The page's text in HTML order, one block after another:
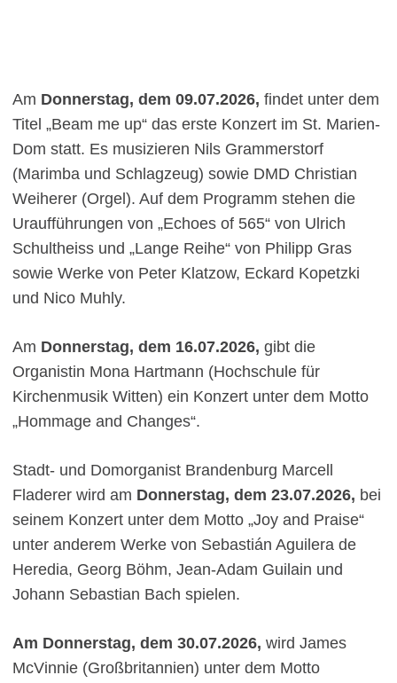
Am Donnerstag, dem 09.07.2026, findet unter dem
Titel „Beam me up“ das erste Konzert im St. Marien-
Dom statt. Es musizieren Nils Grammerstorf
(Marimba und Schlagzeug) sowie DMD Christian
Weiherer (Orgel). Auf dem Programm stehen die
Uraufführungen von „Echoes of 565“ von Ulrich
Schultheiss und „Lange Reihe“ von Philipp Gras
sowie Werke von Peter Klatzow, Eckard Kopetzki
und Nico Muhly.
Am Donnerstag, dem 16.07.2026, gibt die
Organistin Mona Hartmann (Hochschule für
Kirchenmusik Witten) ein Konzert unter dem Motto
„Hommage and Changes“.
Stadt- und Domorganist Brandenburg Marcell
Fladerer wird am Donnerstag, dem 23.07.2026, bei
seinem Konzert unter dem Motto „Joy and Praise“
unter anderem Werke von Sebastián Aguilera de
Heredia, Georg Böhm, Jean-Adam Guilain und
Johann Sebastian Bach spielen.
Am Donnerstag, dem 30.07.2026, wird James
McVinnie (Großbritannien) unter dem Motto